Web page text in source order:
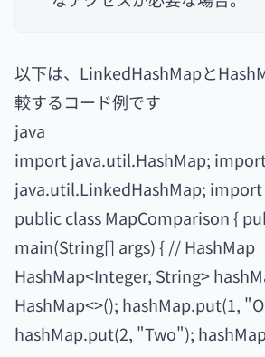
以下は、LinkedHashMapと
較するコード例です
java
import java.util.HashMap;
java.util.LinkedHashMap;
public class MapComparison {
main(String[] args) { // HashMap
HashMap<Integer, String>
HashMap<>(); hashMap.put(1,
hashMap.put(2, "Two");